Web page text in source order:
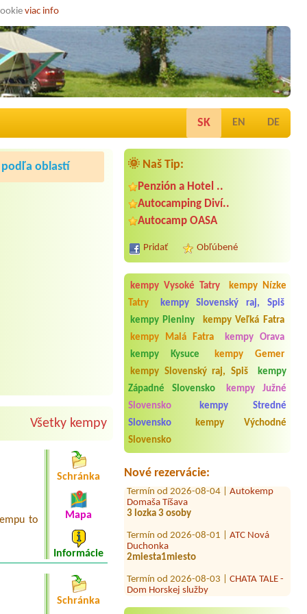
viac info
SK EN DE
🌞 Naš Tip:
Penzión a Hotel ..
Autocamping Diví..
Autocamp OASA
Pridať Obľúbené
kempy Vysoké Tatry
kempy Nízke
Tatry
kempy Slovenský raj, Spiš
kempy Pieniny
kempy Veľká Fatra
kempy Malá Fatra
kempy Orava
kempy Kysuce
kempy Gemer
kempy Slovenský raj, Spiš
kempy
Západné Slovensko
kempy Južné
Slovensko
kempy Stredné
Slovensko
kempy Východné
Slovensko
Nové rezervácie:
Termín od 2026-07-31 |Beach Bar
Rezort Zelená voda
1 miesto s el. prípojkou+3 osoby
Termín od 2026-08-06 |
Domaša Tíšava
3 lozka 3 osoby
Duchonka
2miesta1miesto
Dom Horskej služby
4 místa pro stany 7-8 lidí
oblastí
Všetky kempy
to
Schránka
Mapa
Informácie
Schránka